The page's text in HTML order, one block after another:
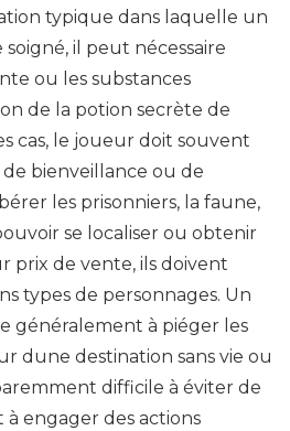
typique dans laquelle un
il peut nécessaire
ou les substances
de la potion secrète de
cas, le joueur doit souvent
bienveillance ou de
les prisonniers, la faune,
se localiser ou obtenir
prix de vente, ils doivent
types de personnages. Un
généralement à piéger les
dune destination sans vie ou
difficile à éviter de
engager des actions